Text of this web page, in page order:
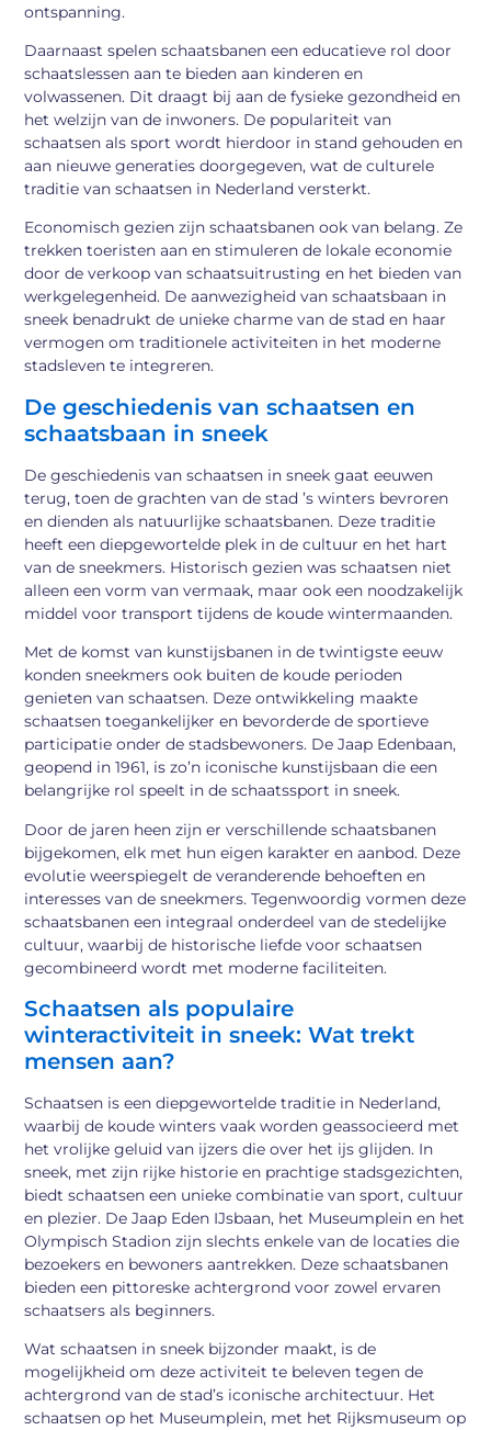
ontspanning.
Daarnaast spelen schaatsbanen een educatieve rol door
schaatslessen aan te bieden aan kinderen en
volwassenen. Dit draagt bij aan de fysieke gezondheid en
het welzijn van de inwoners. De populariteit van
schaatsen als sport wordt hierdoor in stand gehouden en
aan nieuwe generaties doorgegeven, wat de culturele
traditie van schaatsen in Nederland versterkt.
Economisch gezien zijn schaatsbanen ook van belang. Ze
trekken toeristen aan en stimuleren de lokale economie
door de verkoop van schaatsuitrusting en het bieden van
werkgelegenheid. De aanwezigheid van schaatsbaan in
sneek benadrukt de unieke charme van de stad en haar
vermogen om traditionele activiteiten in het moderne
stadsleven te integreren.
De geschiedenis van schaatsen en
schaatsbaan in sneek
De geschiedenis van schaatsen in sneek gaat eeuwen
terug, toen de grachten van de stad ’s winters bevroren
en dienden als natuurlijke schaatsbanen. Deze traditie
heeft een diepgewortelde plek in de cultuur en het hart
van de sneekmers. Historisch gezien was schaatsen niet
alleen een vorm van vermaak, maar ook een noodzakelijk
middel voor transport tijdens de koude wintermaanden.
Met de komst van kunstijsbanen in de twintigste eeuw
konden sneekmers ook buiten de koude perioden
genieten van schaatsen. Deze ontwikkeling maakte
schaatsen toegankelijker en bevorderde de sportieve
participatie onder de stadsbewoners. De Jaap Edenbaan,
geopend in 1961, is zo’n iconische kunstijsbaan die een
belangrijke rol speelt in de schaatssport in sneek.
Door de jaren heen zijn er verschillende schaatsbanen
bijgekomen, elk met hun eigen karakter en aanbod. Deze
evolutie weerspiegelt de veranderende behoeften en
interesses van de sneekmers. Tegenwoordig vormen deze
schaatsbanen een integraal onderdeel van de stedelijke
cultuur, waarbij de historische liefde voor schaatsen
gecombineerd wordt met moderne faciliteiten.
Schaatsen als populaire
winteractiviteit in sneek: Wat trekt
mensen aan?
Schaatsen is een diepgewortelde traditie in Nederland,
waarbij de koude winters vaak worden geassocieerd met
het vrolijke geluid van ijzers die over het ijs glijden. In
sneek, met zijn rijke historie en prachtige stadsgezichten,
biedt schaatsen een unieke combinatie van sport, cultuur
en plezier. De Jaap Eden IJsbaan, het Museumplein en het
Olympisch Stadion zijn slechts enkele van de locaties die
bezoekers en bewoners aantrekken. Deze schaatsbanen
bieden een pittoreske achtergrond voor zowel ervaren
schaatsers als beginners.
Wat schaatsen in sneek bijzonder maakt, is de
mogelijkheid om deze activiteit te beleven tegen de
achtergrond van de stad’s iconische architectuur. Het
schaatsen op het Museumplein, met het Rijksmuseum op